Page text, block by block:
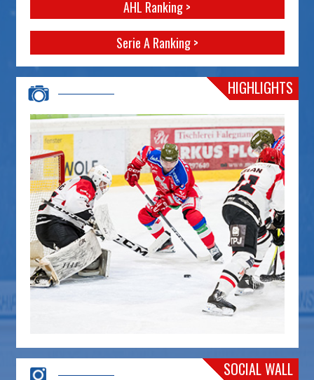
AHL Ranking >
Serie A Ranking >
HIGHLIGHTS
SOCIAL WALL